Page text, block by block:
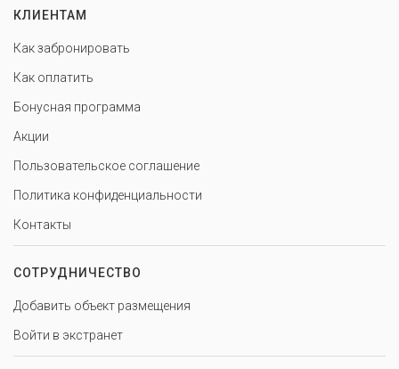
КЛИЕНТАМ
Как забронировать
Как оплатить
Бонусная программа
Акции
Пользовательское соглашение
Политика конфиденциальности
Контакты
СОТРУДНИЧЕСТВО
Добавить объект размещения
Войти в экстранет